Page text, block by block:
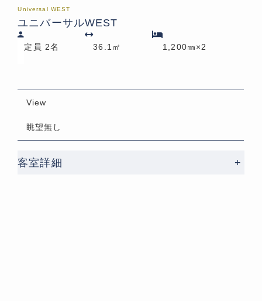
Universal WEST
ユニバーサルWEST
定員 2名 36.1㎡ 1,200㎜×2
View
眺望無し
客室詳細 +